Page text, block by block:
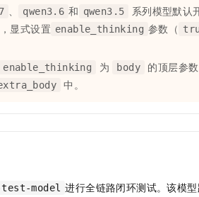
qwen3.6 和 qwen3.5
系列模型默认
显式设置 enable_thinking 参数（
enable_thinking 为 body 的顶层参
中。
model 进行全链路闭环测试。该模